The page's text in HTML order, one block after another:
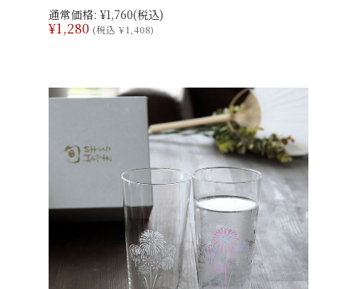
通常価格: ¥1,760(税込)
¥1,280 (税込 ¥1,408)